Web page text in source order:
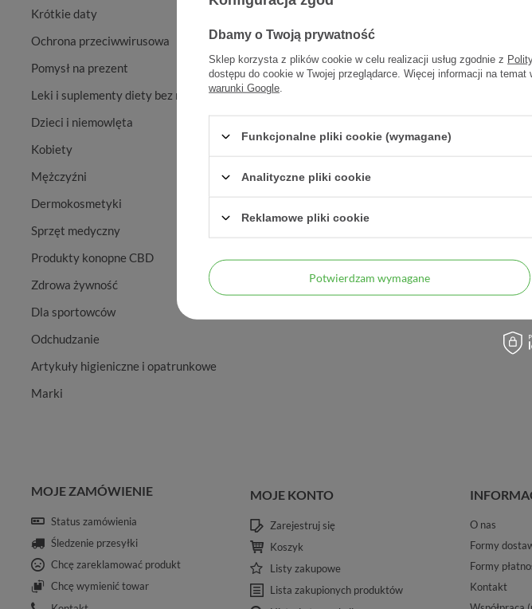
Krótkie daty
Ochrona przeciwwirusowa
Pomysł na prezent
Leki i suplementy diety bez recepty
Dzieci i niemowlęta
Kobiety
Mężczyźni
Dermokosmetyki
Sprzęt medyczny
Produkty konopne CBD
Zdrowa żywność
Dla sportowców
Odchudzanie
Artykuły higieniczne i opatrunkowe
Marki
7,20 zł / szt.
MOJE ZAMÓWIENIE
Status zamówienia
Śledzenie przesyłki
Chcę zareklamować produkt
Chcę wymienić towar
MOJE KONTO
Zarejestruj się
Koszyk
Listy zakupowe
Lista zakupionych produktów
O nas
Formy
Formy
Kontakt
Dbamy o Twoją prywatność
Sklep korzysta z plików cookie w celu realizacji usług zgodnie z
dostępu do cookie w Twojej przeglądarce. Więcej informacji na
warunki Google
Funkcjonalne pliki cookie (wymagane)
Analityczne pliki cookie
Reklamowe pliki cookie
Potwierdzam wymagane